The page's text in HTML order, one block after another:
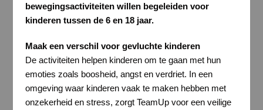
bewegingsactiviteiten willen begeleiden voor
kinderen tussen de 6 en 18 jaar.
Maak een verschil voor gevluchte kinderen
De activiteiten helpen kinderen om te gaan met hun
emoties zoals boosheid, angst en verdriet. In een
omgeving waar kinderen vaak te maken hebben met
onzekerheid en stress, zorgt TeamUp voor een veilige